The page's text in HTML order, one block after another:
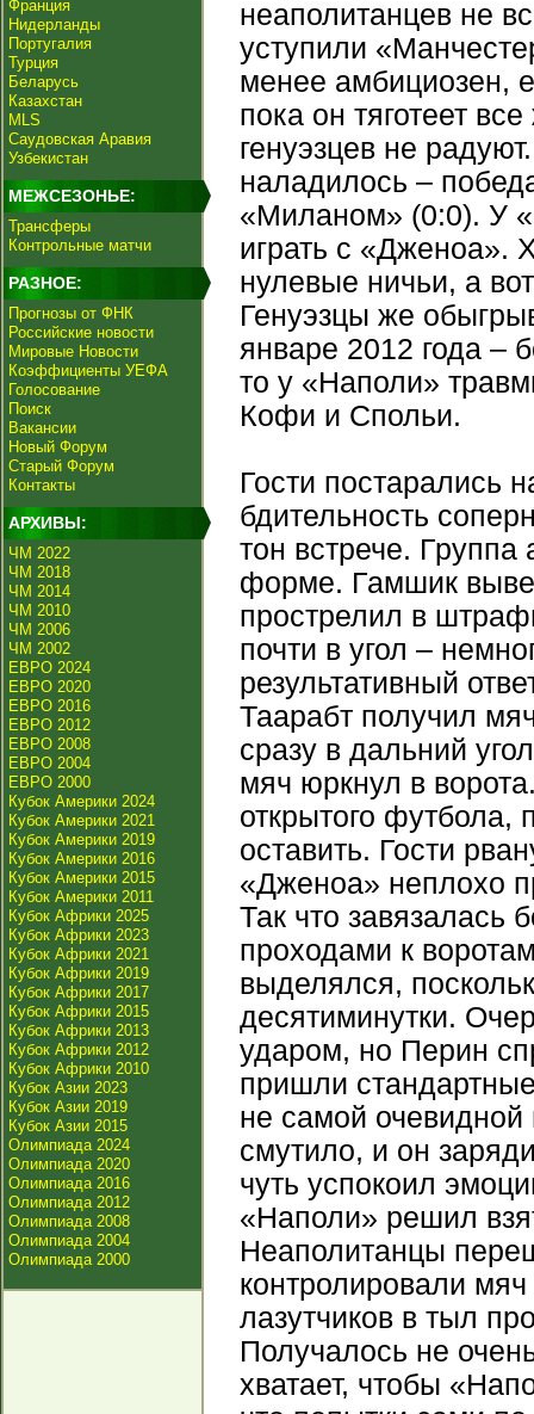
Франция
Нидерланды
Португалия
Турция
Беларусь
Казахстан
MLS
Саудовская Аравия
Узбекистан
МЕЖСЕЗОНЬЕ:
Трансферы
Контрольные матчи
РАЗНОЕ:
Прогнозы от ФНК
Российские новости
Мировые Новости
Коэффициенты УЕФА
Голосование
Поиск
Вакансии
Новый Форум
Старый Форум
Контакты
АРХИВЫ:
ЧМ 2022
ЧМ 2018
ЧМ 2014
ЧМ 2010
ЧМ 2006
ЧМ 2002
ЕВРО 2024
ЕВРО 2020
ЕВРО 2016
ЕВРО 2012
ЕВРО 2008
ЕВРО 2004
ЕВРО 2000
Кубок Америки 2024
Кубок Америки 2021
Кубок Америки 2019
Кубок Америки 2016
Кубок Америки 2015
Кубок Америки 2011
Кубок Африки 2025
Кубок Африки 2023
Кубок Африки 2021
Кубок Африки 2019
Кубок Африки 2017
Кубок Африки 2015
Кубок Африки 2013
Кубок Африки 2012
Кубок Африки 2010
Кубок Азии 2023
Кубок Азии 2019
Кубок Азии 2015
Олимпиада 2024
Олимпиада 2020
Олимпиада 2016
Олимпиада 2012
Олимпиада 2008
Олимпиада 2004
Олимпиада 2000
неаполитанцев не
уступили
менее амбициозен,
пока он тяготеет
генуэзцев не
наладилось –
«Миланом» (0:0). У
играть с «Дженоа».
нулевые ничьи, а
Генуэзцы же
январе 2012 года –
то у «Наполи»
Кофи и Спольи.
Гости постарались
бдительность
тон встрече.
форме. Гамшик
прострелил в
почти в угол –
результативный
Таарабт получил
сразу в дальний
мяч юркнул в
открытого футбола,
оставить. Гости
«Дженоа» неплохо
Так что завязалась
проходами к
выделялся,
десятиминутки.
ударом, но Перин
пришли
не самой
смутило, и он
чуть успокоил
«Наполи» решил
Неаполитанцы
контролировали
лазутчиков в тыл
Получалось не
хватает, чтобы